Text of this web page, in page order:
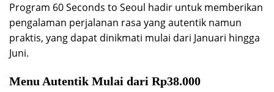
Program 60 Seconds to Seoul hadir untuk memberikan
pengalaman perjalanan rasa yang autentik namun
praktis, yang dapat dinikmati mulai dari Januari hingga
Juni.
Menu Autentik Mulai dari Rp38.000